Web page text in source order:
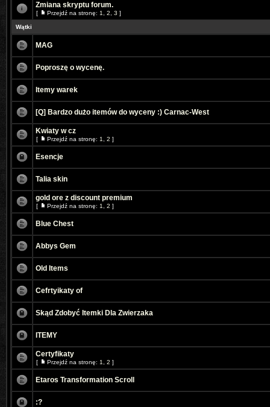
Zmiana skryptu forum.
[ Przejdź na stronę: 1 2 3 ]
Wątki
MAG
Poproszę o wycenę.
Itemy warek
[Q] Bardzo dużo itemów do wyceny :) Carnac-West
Kwiaty w cz
[ Przejdź na stronę: 1 2 ]
Esencje
Talia skin
gold ore z discount premium
[ Przejdź na stronę: 1 2 ]
Blue Chest
Abbys Gem
Old Items
Cefrtyikaty of
Skąd Zdobyć Itemki Dla Zwierzaka
ITEMY
Certyfikaty
[ Przejdź na stronę: 1 2 ]
Etaros Transformation Scroll
:?